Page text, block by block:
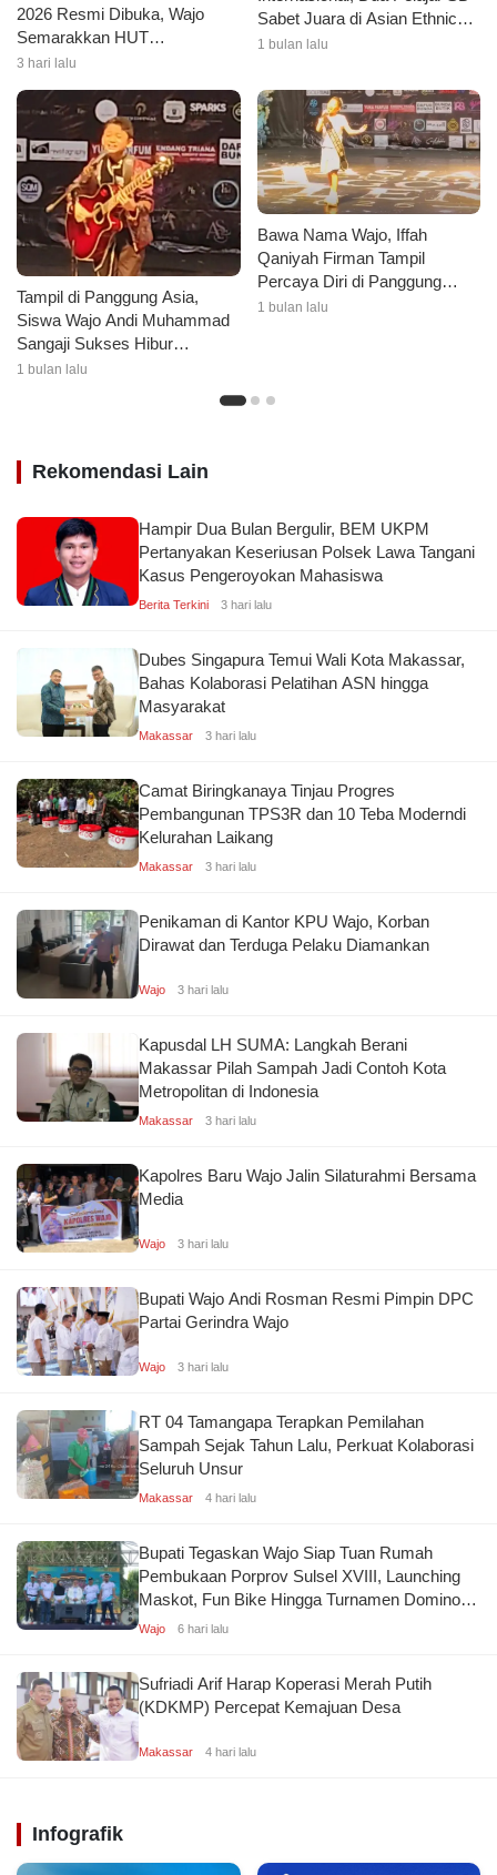
2026 Resmi Dibuka, Wajo
Semarakkan HUT
Kemerdekaan dengan Ragam
3 hari lalu
Sabet Juara di Asian Ethnic
Got Talent 2026
1 bulan lalu
Tampil di Panggung Asia,
Siswa Wajo Andi Muhammad
Sangaji Sukses Hibur
Penonton di Jakarta
1 bulan lalu
Bawa Nama Wajo, Iffah
Qaniyah Firman Tampil
Percaya Diri di Panggung
Asian Ethnic Got Talent 2026
1 bulan lalu
Rekomendasi Lain
Hampir Dua Bulan Bergulir, BEM UKPM
Pertanyakan Keseriusan Polsek Lawa Tangani
Kasus Pengeroyokan Mahasiswa
Berita Terkini 3 hari lalu
Dubes Singapura Temui Wali Kota Makassar,
Bahas Kolaborasi Pelatihan ASN hingga
Masyarakat
Makassar 3 hari lalu
Camat Biringkanaya Tinjau Progres
Pembangunan TPS3R dan 10 Teba Moderndi
Kelurahan Laikang
Makassar 3 hari lalu
Penikaman di Kantor KPU Wajo, Korban
Dirawat dan Terduga Pelaku Diamankan
Wajo 3 hari lalu
Kapusdal LH SUMA: Langkah Berani
Makassar Pilah Sampah Jadi Contoh Kota
Metropolitan di Indonesia
Makassar 3 hari lalu
Kapolres Baru Wajo Jalin Silaturahmi Bersama
Media
Wajo 3 hari lalu
Bupati Wajo Andi Rosman Resmi Pimpin DPC
Partai Gerindra Wajo
Wajo 3 hari lalu
RT 04 Tamangapa Terapkan Pemilahan
Sampah Sejak Tahun Lalu, Perkuat Kolaborasi
Seluruh Unsur
Makassar 4 hari lalu
Bupati Tegaskan Wajo Siap Tuan Rumah
Pembukaan Porprov Sulsel XVIII, Launching
Maskot, Fun Bike Hingga Turnamen Domino
Kolaborasi KONI
Wajo 6 hari lalu
Sufriadi Arif Harap Koperasi Merah Putih
(KDKMP) Percepat Kemajuan Desa
Makassar 4 hari lalu
Infografik